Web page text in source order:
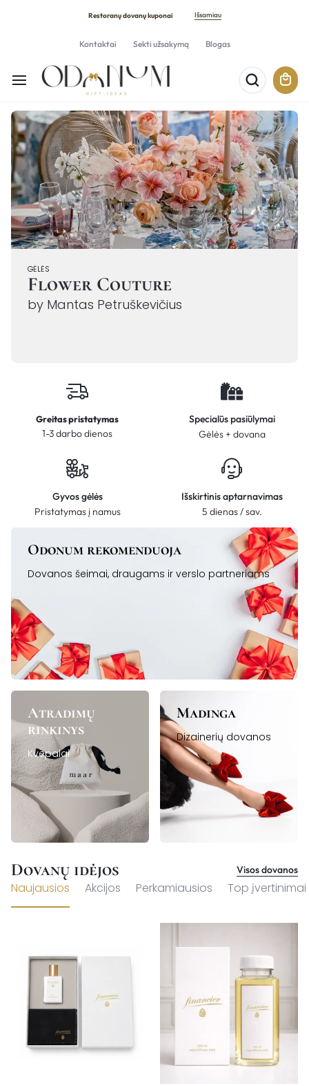
Restoranų dovanų kuponai Išsamiau
Kontaktai Sekti užsakymą Blogas
GĖLĖS
Flower Couture
by Mantas Petruškevičius
Greitas pristatymas
1-3 darbo dienos
Specialūs pasiūlymai
Gėlės + dovana
Gyvos gėlės
Pristatymas į namus
Išskirtinis aptarnavimas
5 dienas / sav.
Odonum rekomenduoja
Dovanos šeimai, draugams ir verslo partneriams
Atradimų
rinkinys
Kvepalai
Madinga
Dizainerių dovanos
Dovanų idėjos Visos dovanos
Naujausios Akcijos Perkamiausios Top įvertinimai